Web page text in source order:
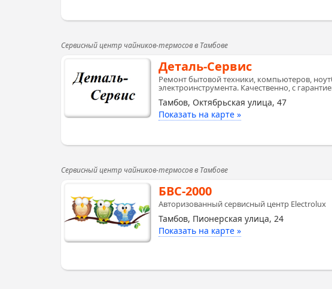
Сервисный центр чайников-термосов в Тамбове
Деталь-Сервис
Ремонт бытовой техники, компьютеров,
электроинструмента. Качественно, с
Тамбов, Октябрьская улица, 47
Показать на карте »
Сервисный центр чайников-термосов в Тамбове
БВС-2000
Авторизованный сервисный центр Electrolux
Тамбов, Пионерская улица, 24
Показать на карте »